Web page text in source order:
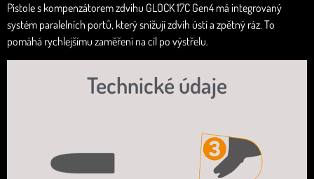
Pistole s kompenzátorem zdvihu GLOCK 17C Gen4 má integrovaný
systém paralelních portů, který snižují zdvih ústí a zpětný ráz. To
pomáhá rychlejšímu zaměření na cíl po výstřelu.
Technické údaje